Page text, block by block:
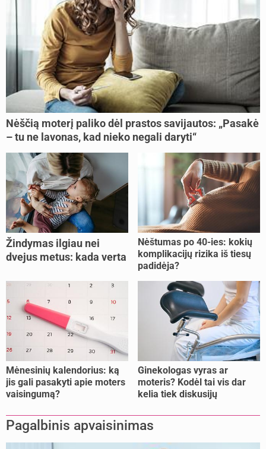
Nėščią moterį paliko dėl prastos savijautos: „Pasakė
– tu ne lavonas, kad nieko negali daryti“
Žindymas ilgiau nei
dvejus metus: kada verta
nujunkyti?
Nėštumas po 40-ies: kokių
komplikacijų rizika iš tiesų
padidėja?
Mėnesinių kalendorius: ką
jis gali pasakyti apie moters
vaisingumą?
Ginekologas vyras ar
moteris? Kodėl tai vis dar
kelia tiek diskusijų
Pagalbinis apvaisinimas